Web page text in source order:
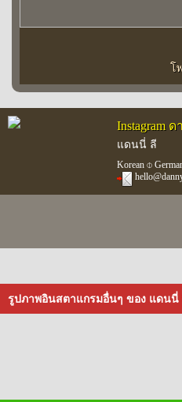
โ
Instagram ด
แดนนี่ ลี
Korean ⌽
รูปภาพอินสตาแกรมอื่นๆ ของ แดนนี่